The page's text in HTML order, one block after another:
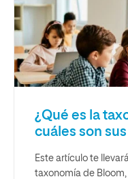
¿Qué es la
cuáles son
Este artículo te
taxonomía de